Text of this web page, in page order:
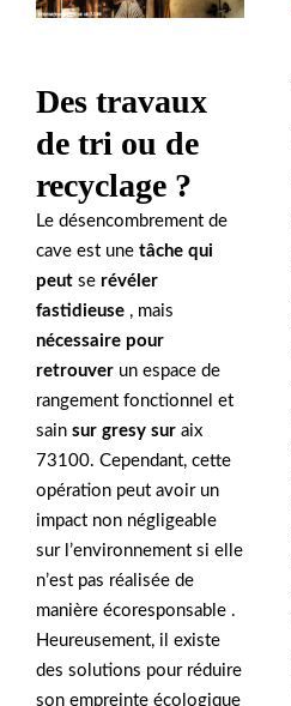
Des travaux
de tri ou de
recyclage ?
Le désencombrement de
cave est une tâche qui
peut se révéler
fastidieuse , mais
nécessaire pour
retrouver un espace de
rangement fonctionnel et
sain sur gresy sur aix
73100. Cependant, cette
opération peut avoir un
impact non négligeable
sur l’environnement si elle
n’est pas réalisée de
manière écoresponsable .
Heureusement, il existe
des solutions pour réduire
son empreinte écologique